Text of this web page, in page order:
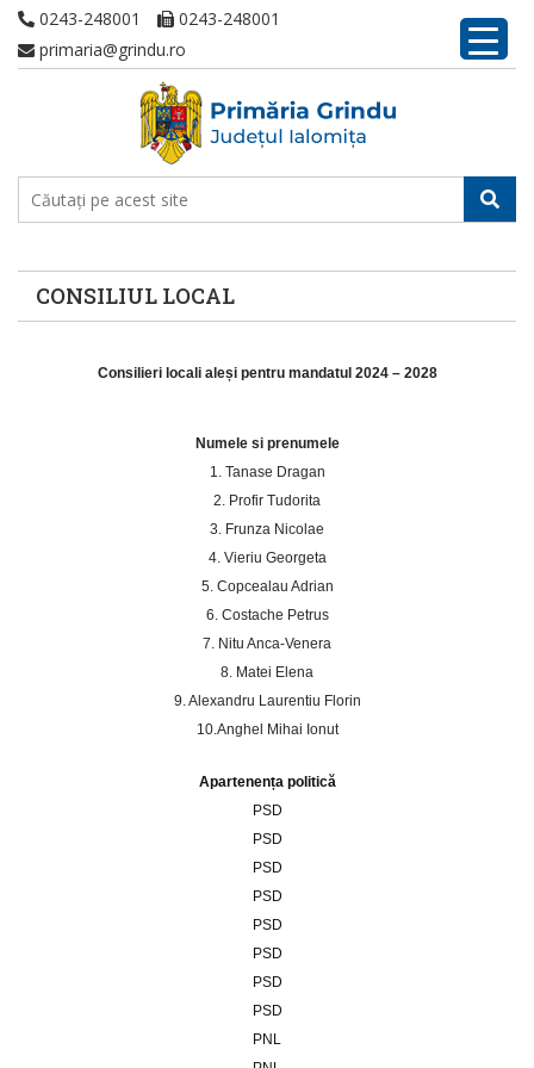
0243-248001
0243-248001
primaria@grindu.ro
CONSILIUL LOCAL
Consilieri locali aleși pentru mandatul 2024 – 2028
Numele si prenumele
1. Tanase Dragan
2. Profir Tudorita
3. Frunza Nicolae
4. Vieriu Georgeta
5. Copcealau Adrian
6. Costache Petrus
7. Nitu Anca-Venera
8. Matei Elena
9. Alexandru Laurentiu Florin
10.Anghel Mihai Ionut
Apartenența politică
PSD
PSD
PSD
PSD
PSD
PSD
PSD
PSD
PNL